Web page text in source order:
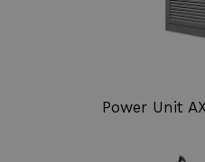
Power Unit